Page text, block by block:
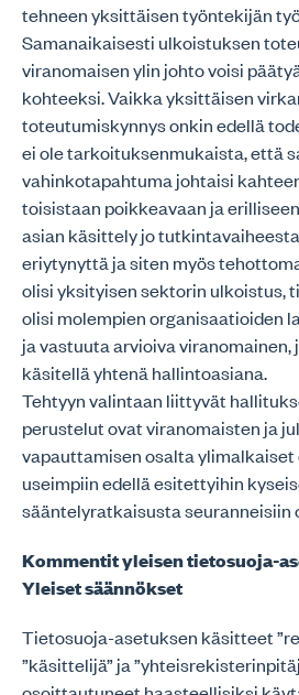
tehneen yksittäisen työntekijän
Samanaikaisesti ulkoistuksen
viranomaisen ylin johto voisi
kohteeksi. Vaikka yksittäisen
toteutumiskynnys onkin edellä
ei ole tarkoituksenmukaista, että
vahinkotapahtuma johtaisi
toisistaan poikkeavaan ja
asian käsittely jo
eriytynyttä ja siten myös
olisi yksityisen sektorin ulkoistus,
olisi molempien organisaatioiden
ja vastuuta arvioiva viranomainen,
käsitellä yhtenä hallintoasiana.
Tehtyyn valintaan liittyvät
perustelut ovat viranomaisten ja
vapauttamisen osalta
useimpiin edellä esitettyihin
sääntelyratkaisusta seuranneisiin
Kommentit yleisen tietosuoja-
Yleiset säännökset
Tietosuoja-asetuksen käsitteet
”käsittelijä” ja